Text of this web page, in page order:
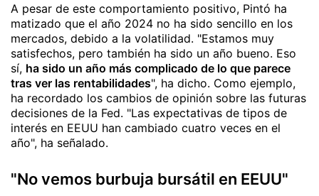
A pesar de este comportamiento positivo, Pintó ha
matizado que el año 2024 no ha sido sencillo en los
mercados, debido a la volatilidad. "Estamos muy
satisfechos, pero también ha sido un año bueno. Eso
sí, ha sido un año más complicado de lo que parece
tras ver las rentabilidades", ha dicho. Como ejemplo,
ha recordado los cambios de opinión sobre las futuras
decisiones de la Fed. "Las expectativas de tipos de
interés en EEUU han cambiado cuatro veces en el
año", ha señalado.
"No vemos burbuja bursátil en EEUU"